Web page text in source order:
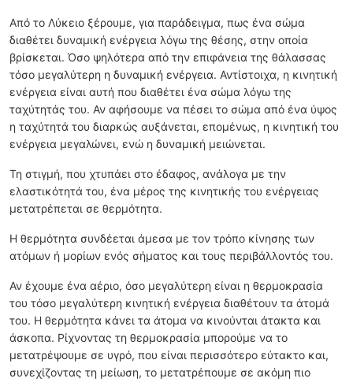
Από το Λύκειο ξέρουμε, για παράδειγμα, πως ένα σώμα
διαθέτει δυναμική ενέργεια λόγω της θέσης, στην οποία
βρίσκεται. Όσο ψηλότερα από την επιφάνεια της θάλασσας
τόσο μεγαλύτερη η δυναμική ενέργεια. Αντίστοιχα, η κινητική
ενέργεια είναι αυτή που διαθέτει ένα σώμα λόγω της
ταχύτητάς του. Αν αφήσουμε να πέσει το σώμα από ένα ύψος
η ταχύτητά του διαρκώς αυξάνεται, επομένως, η κινητική του
ενέργεια μεγαλώνει, ενώ η δυναμική μειώνεται.
Τη στιγμή, που χτυπάει στο έδαφος, ανάλογα με την
ελαστικότητά του, ένα μέρος της κινητικής του ενέργειας
μετατρέπεται σε θερμότητα.
Η θερμότητα συνδέεται άμεσα με τον τρόπο κίνησης των
ατόμων ή μορίων ενός σήματος και τους περιβάλλοντός του.
Αν έχουμε ένα αέριο, όσο μεγαλύτερη είναι η θερμοκρασία
του τόσο μεγαλύτερη κινητική ενέργεια διαθέτουν τα άτομά
του. Η θερμότητα κάνει τα άτομα να κινούνται άτακτα και
άσκοπα. Ρίχνοντας τη θερμοκρασία μπορούμε να το
μετατρέψουμε σε υγρό, που είναι περισσότερο εύτακτο και,
συνεχίζοντας τη μείωση, το μετατρέπουμε σε ακόμη πιο